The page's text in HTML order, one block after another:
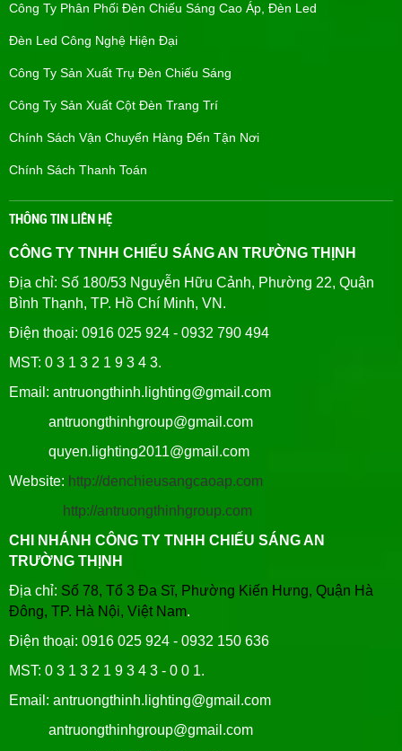
Công Ty Phân Phối Đèn Chiếu Sáng Cao Áp, Đèn Led
Đèn Led Công Nghệ Hiện Đại
Công Ty Sản Xuất Trụ Đèn Chiếu Sáng
Công Ty Sản Xuất Cột Đèn Trang Trí
Chính Sách Vận Chuyển Hàng Đến Tận Nơi
Chính Sách Thanh Toán
THÔNG TIN LIÊN HỆ
CÔNG TY TNHH CHIẾU SÁNG AN TRƯỜNG THỊNH
Địa chỉ: Số 180/53 Nguyễn Hữu Cảnh, Phường 22, Quận
Bình Thạnh, TP. Hồ Chí Minh, VN.
Điện thoại: 0916 025 924 - 0932 790 494
MST: 0 3 1 3 2 1 9 3 4 3.
Email: antruongthinh.lighting@gmail.com
antruongthinhgroup@gmail.com
quyen.lighting2011@gmail.com
Website: http://denchieusangcaoap.com
http://antruongthinhgroup.com
CHI NHÁNH CÔNG TY TNHH CHIẾU SÁNG AN
TRƯỜNG THỊNH
Địa chỉ: Số 78, Tổ 3 Đa Sĩ, Phường Kiến Hưng, Quận Hà
Đông, TP. Hà Nội, Việt Nam.
Điện thoại: 0916 025 924 - 0932 150 636
MST: 0 3 1 3 2 1 9 3 4 3 - 0 0 1.
Email: antruongthinh.lighting@gmail.com
antruongthinhgroup@gmail.com